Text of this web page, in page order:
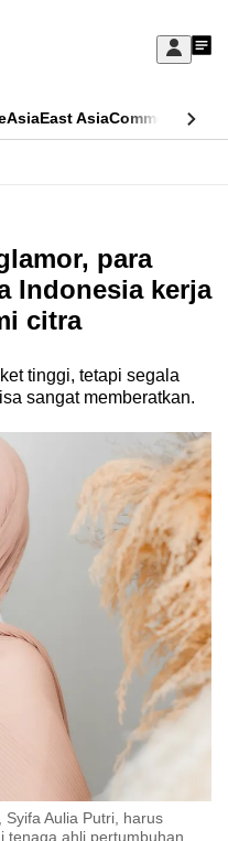
Sign
My
AsiaEast AsiaCommentary
para
Indonesia kerja
citra
tinggi, tetapi segala
sangat memberatkan.
Aulia Putri, harus
tenaga ahli pertumbuhan